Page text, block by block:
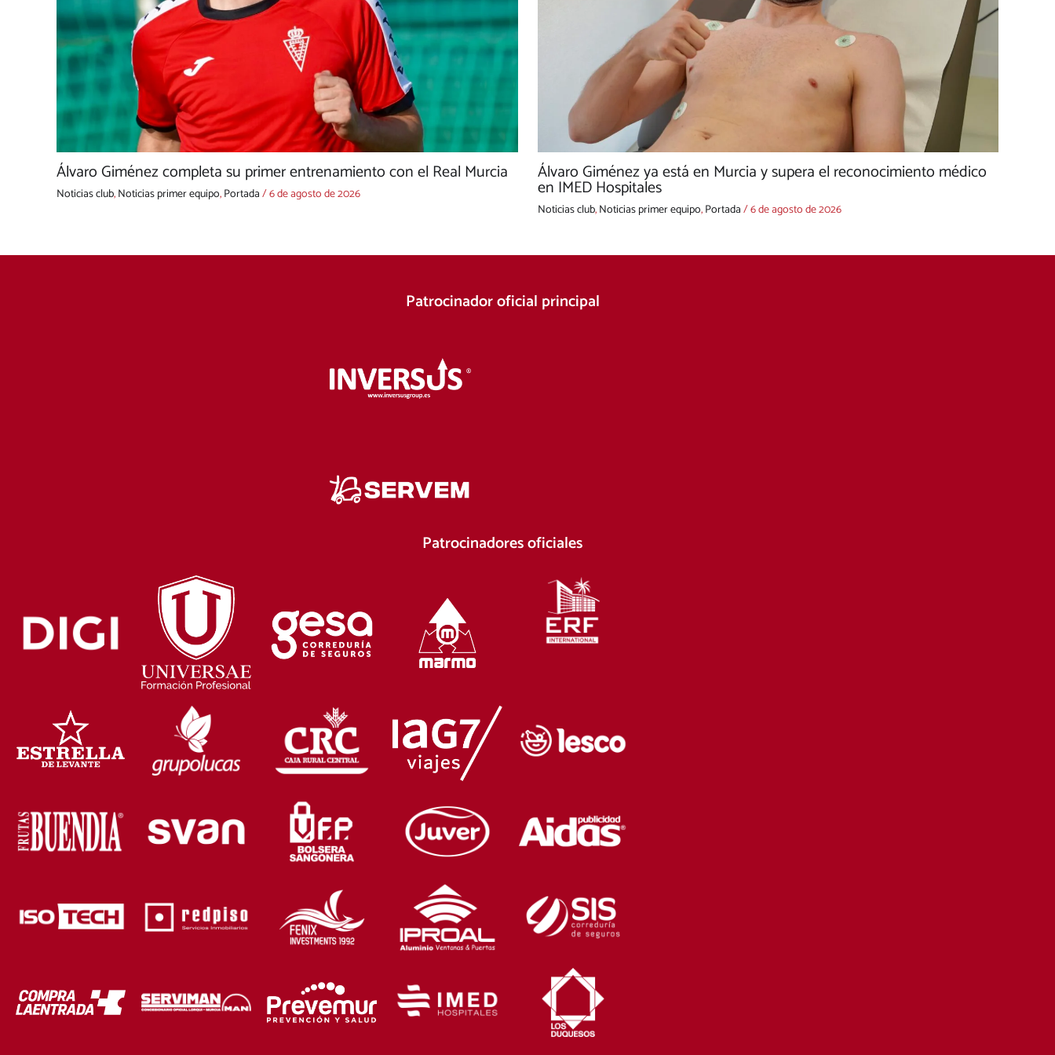
Álvaro Giménez completa su primer entrenamiento con el Real Murcia
Noticias club,Noticias primer equipo,Portada/6 de agosto de 2026
Álvaro Giménez ya está en Murcia y supera el reconocimiento médico
en IMED Hospitales
Noticias club,Noticias primer equipo,Portada/6 de agosto de 2026
Patrocinador oficial principal
Patrocinadores oficiales